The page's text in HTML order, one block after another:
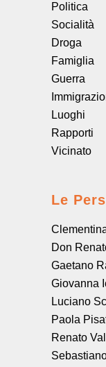
Politica
Socialità
Droga
Famiglia
Guerra
Luoghi
Rapporti
Vicinato
Le
Don
Gaetano
Giovanna
Luciano
Paola
Renato